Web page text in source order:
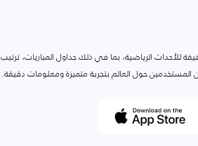
للأحداث الرياضية، بما في ذلك جداول المباريات، ترتيب
المستخدمين حول العالم بتجربة متميزة ومعلومات دقيقة.